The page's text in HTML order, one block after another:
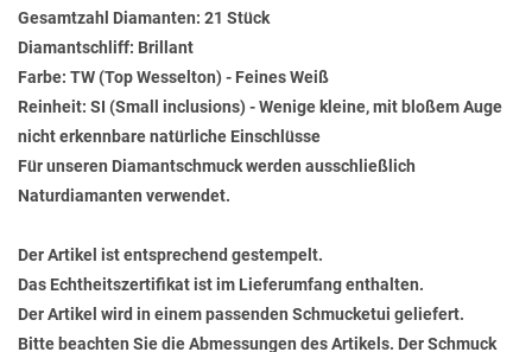
Gesamtzahl Diamanten: 21 Stück
Diamantschliff: Brillant
Farbe: TW (Top Wesselton) - Feines Weiß
Reinheit: SI (Small inclusions) - Wenige kleine, mit bloßem Auge
nicht erkennbare natürliche Einschlüsse
Für unseren Diamantschmuck werden ausschließlich
Naturdiamanten verwendet.
Der Artikel ist entsprechend gestempelt.
Das Echtheitszertifikat ist im Lieferumfang enthalten.
Der Artikel wird in einem passenden Schmucketui geliefert.
Bitte beachten Sie die Abmessungen des Artikels. Der Schmuck